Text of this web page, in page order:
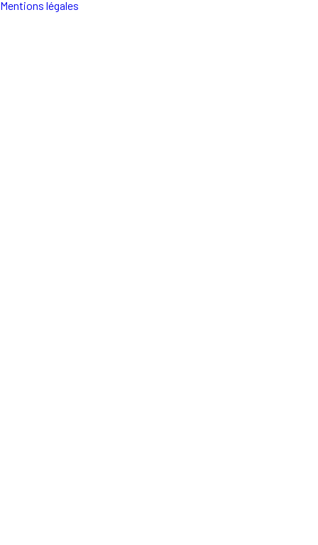
Mentions légales